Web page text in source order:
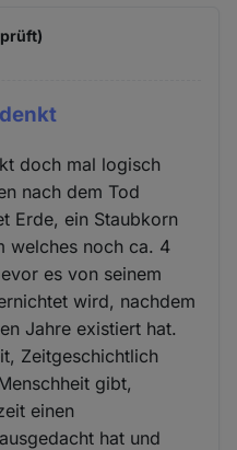
doch mal logisch
nach dem Tod
Erde, ein Staubkorn
welches noch ca. 4
es von seinem
wird, nachdem
Jahre existiert hat.
Zeitgeschichtlich
gibt,
einen
hat und